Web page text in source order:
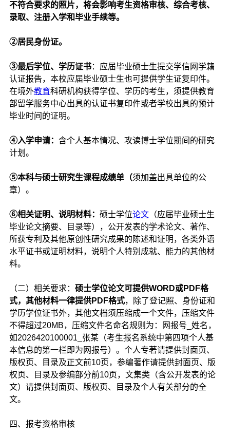
不符合要求的照片，将会影响考生资格审核、综合考核、
录取、注册入学和毕业手续等。
②居民身份证。
③最后学位、学历证书：应届毕业硕士生提交学信网学籍
认证报告，本校应届毕业硕士生也可提供学生证复印件。
在境外教育科研机构获得学位、学历的考生，须提供教育
部留学服务中心出具的认证书复印件或者学校出具的预计
毕业时间的证明。
④入学申请： 含个人基本情况、攻读博士学位期间的研究
计划。
⑤本科与硕士研究生课程成绩单（须加盖出具单位的公
章）。
⑥相关证明、说明材料： 硕士学位论文（应届毕业硕士生
毕业论文摘要、目录等），公开发表的学术论文、著作、
所获专利及其他原创性研究成果的陈述和证明，各类外语
水平证书或证明材料，说明个人特别成就、能力的其他材
料。
（二）相关要求： 硕士学位论文可提供WORD或PDF格
式，其他材料一律提供PDF格式，除了登记照、身份证和
学历学位证书外，其他文档须压缩成一个文件，压缩文件
不得超过20MB，压缩文件名命名规则为：网报号_姓名，
如2026420100001_张某（考生报名系统中第四项个人基
本信息的第一栏即为网报号）。个人专著请提供封面页、
版权页、目录及正文前10页，参编著作请提供封面页、版
权页、目录及参编部分前10页，文集类（含公开发表的论
文）请提供封面页、版权页、目录及个人有关部分的全
文。
四、报考资格审核